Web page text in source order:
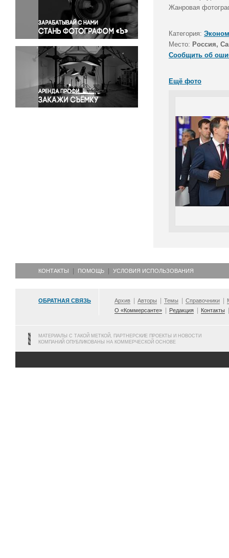
Правосудие
Происшествия и конфликты
Религия
Светская жизнь
Спорт
Экология
Экономика и бизнес
Жанровая
Категория:
Место: Россия,
Сообщить об
Ещё фото
КОНТАКТЫ ПОМОЩЬ УСЛОВИЯ ИСПОЛЬЗОВАНИЯ
ОБРАТНАЯ СВЯЗЬ Архив Авторы Темы Справочники
О «Коммерсанте»
Редакция Контакты
МАТЕРИАЛЫ С ТАКОЙ МЕТКОЙ, ПАРТНЕРСКИЕ ПРОЕКТЫ И НОВОСТИ
КОМПАНИЙ ОПУБЛИКОВАНЫ НА КОММЕРЧЕСКОЙ ОСНОВЕ